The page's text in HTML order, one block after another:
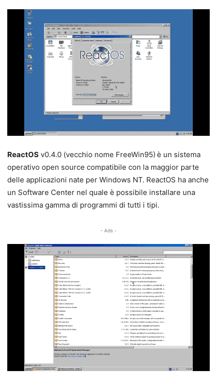
ReactOS v0.4.0 (vecchio nome FreeWin95) è un sistema
operativo open source compatibile con la maggior parte
delle applicazioni nate per Windows NT. ReactOS ha anche
un Software Center nel quale è possibile installare una
vastissima gamma di programmi di tutti i tipi.
- Ads -